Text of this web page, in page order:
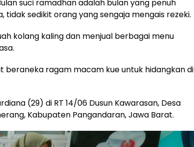
suci ramadhan adalah bulan yang penuh
tidak sedikit orang yang sengaja mengais rezeki.
kolang kaling dan menjual berbagai menu
beraneka ragam macam kue untuk hidangkan di
(29) di RT 14/06 Dusun Kawarasan, Desa
Kabupaten Pangandaran, Jawa Barat.